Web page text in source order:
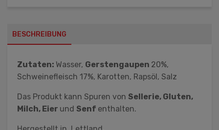
BESCHREIBUNG
Zutaten: Wasser, Gerstengaupen 20%,
Schweinefleisch 17%, Karotten, Rapsöl, Salz
Das Produkt kann Spuren von Sellerie, Gluten,
Milch, Eier und Senf enthalten.